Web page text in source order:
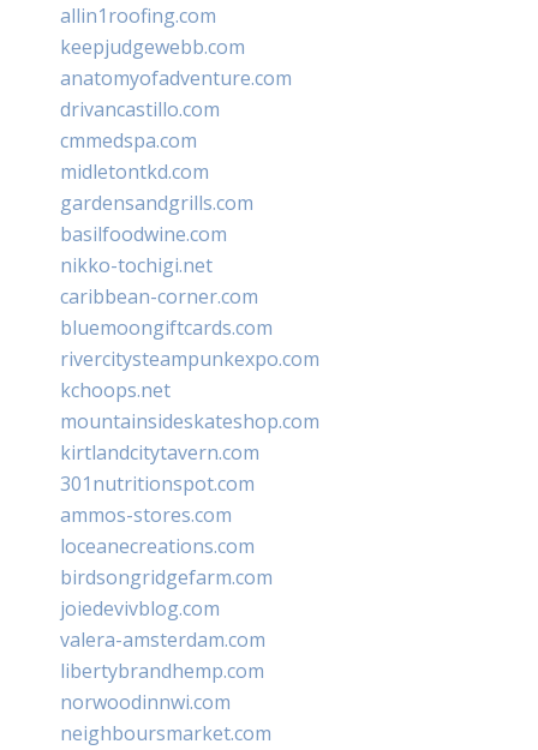
allin1roofing.com
keepjudgewebb.com
anatomyofadventure.com
drivancastillo.com
cmmedspa.com
midletontkd.com
gardensandgrills.com
basilfoodwine.com
nikko-tochigi.net
caribbean-corner.com
bluemoongiftcards.com
rivercitysteampunkexpo.com
kchoops.net
mountainsideskateshop.com
kirtlandcitytavern.com
301nutritionspot.com
ammos-stores.com
loceanecreations.com
birdsongridgefarm.com
joiedevivblog.com
valera-amsterdam.com
libertybrandhemp.com
norwoodinnwi.com
neighboursmarket.com